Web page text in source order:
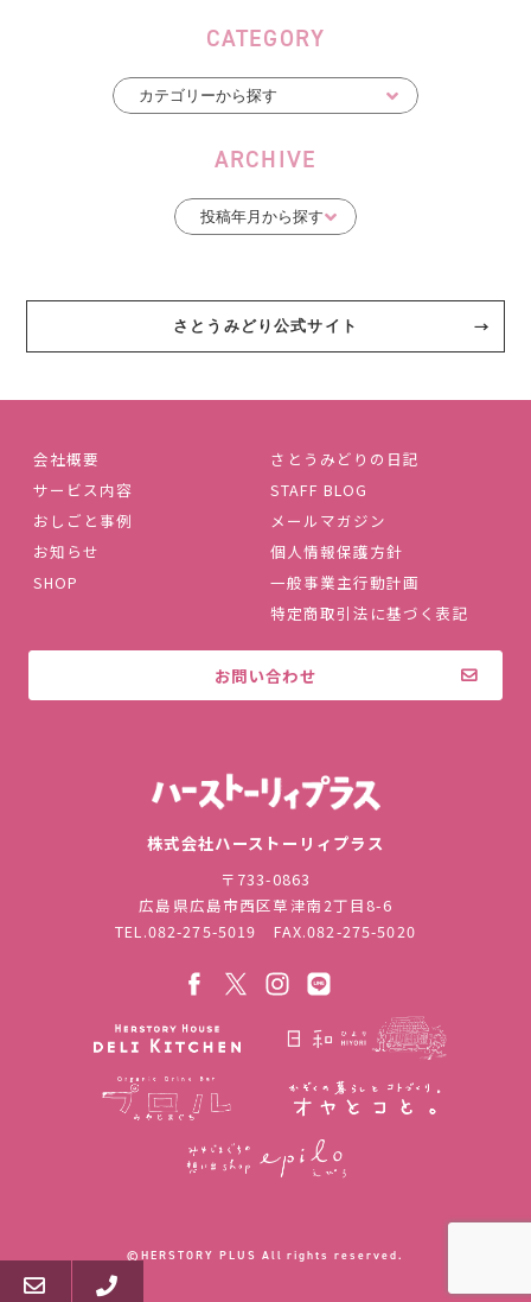
CATEGORY
ARCHIVE
さとうみどり公式サイト
会社概要
サービス内容
おしごと事例
お知らせ
SHOP
さとうみどりの日記
STAFF BLOG
メールマガジン
個人情報保護方針
一般事業主行動計画
特定商取引法に基づく表記
お問い合わせ
株式会社ハーストーリィプラス
〒733-0863
広島県広島市西区草津南2丁目8-6
TEL.082-275-5019 FAX.082-275-5020
©︎HERSTORY PLUS All rights reserved.